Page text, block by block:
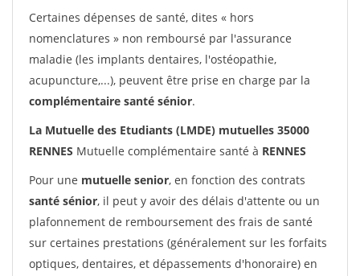
Certaines dépenses de santé, dites « hors
nomenclatures » non remboursé par l'assurance
maladie (les implants dentaires, l'ostéopathie,
acupuncture,...), peuvent être prise en charge par la
complémentaire santé sénior.
La Mutuelle des Etudiants (LMDE) mutuelles 35000
RENNES Mutuelle complémentaire santé à RENNES
Pour une mutuelle senior, en fonction des contrats
santé sénior, il peut y avoir des délais d'attente ou un
plafonnement de remboursement des frais de santé
sur certaines prestations (généralement sur les forfaits
optiques, dentaires, et dépassements d'honoraire) en